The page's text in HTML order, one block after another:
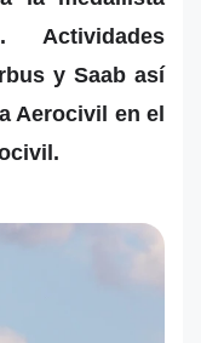
Actividades
y Saab así
Aerocivil en el